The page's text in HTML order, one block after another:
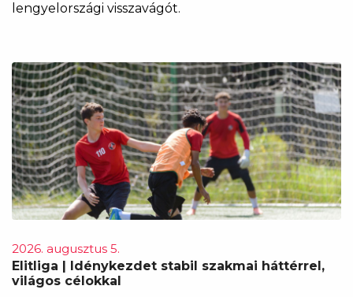
lengyelországi visszavágót.
2026. augusztus 5.
Elitliga | Idénykezdet stabil szakmai háttérrel,
világos célokkal